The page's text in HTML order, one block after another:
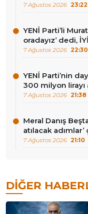
7 Ağustos 2026 23:22
YENİ Parti’li
oradayız’ dedi,
7 Ağustos 2026 22:30
YENİ Parti’nin
300 milyon lirayı
7 Ağustos 2026 21:38
Meral Danış
atılacak adımlar’
7 Ağustos 2026 21:10
DIĞER